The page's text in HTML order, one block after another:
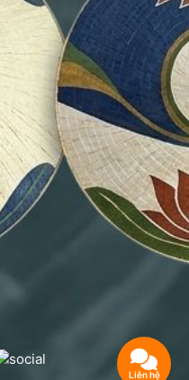
Liên hệ